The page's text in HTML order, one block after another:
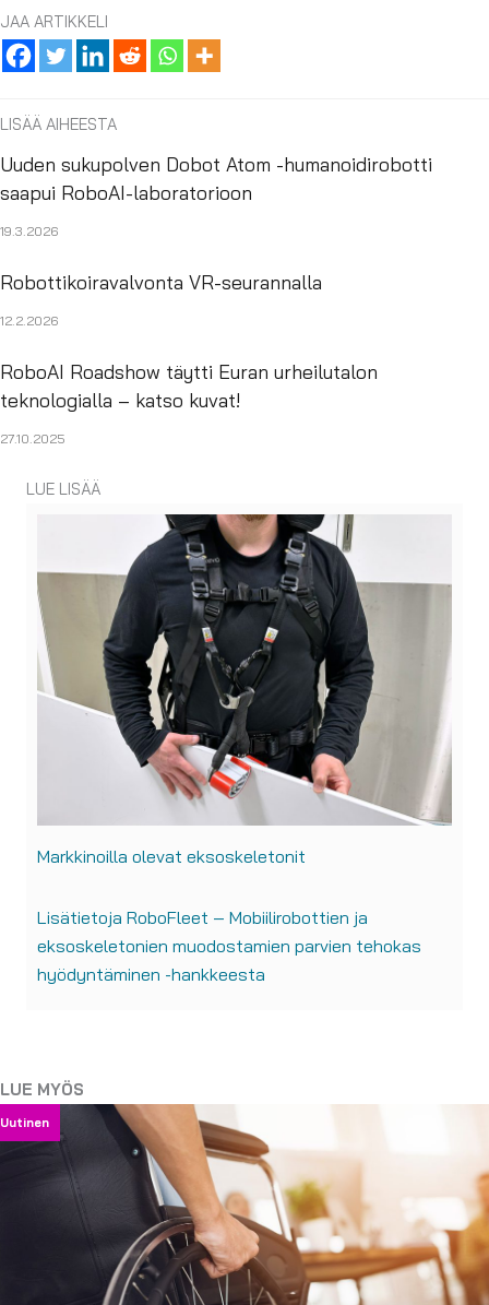
JAA ARTIKKELI
LISÄÄ AIHEESTA
Uuden sukupolven Dobot Atom -humanoidirobotti
saapui RoboAI-laboratorioon
19.3.2026
Robottikoiravalvonta VR-seurannalla
12.2.2026
RoboAI Roadshow täytti Euran urheilutalon
teknologialla – katso kuvat!
27.10.2025
LUE LISÄÄ
Markkinoilla olevat eksoskeletonit
Lisätietoja RoboFleet – Mobiilirobottien ja
eksoskeletonien muodostamien parvien tehokas
hyödyntäminen -hankkeesta
LUE MYÖS
Uutinen